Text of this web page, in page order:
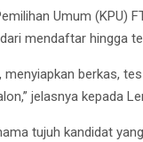
Umum (KPU)
mendaftar hingga
menyiapkan berkas,
jelasnya kepada
tujuh kandidat